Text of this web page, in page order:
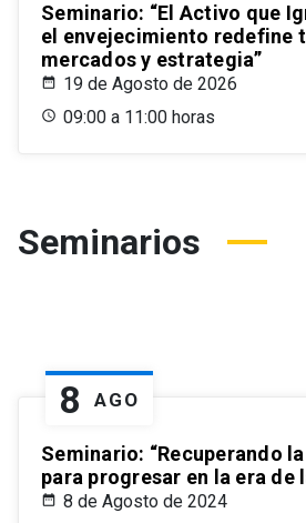
Seminario: “El Activo que
el envejecimiento redefine
mercados y estrategia”
19 de Agosto de 2026
09:00 a 11:00 horas
Seminarios
8 AGO
Seminario: “Recuperando
para progresar en la era de
8 de Agosto de 2024